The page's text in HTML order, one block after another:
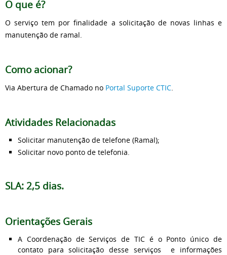
O que é?
O serviço tem por finalidade a solicitação de novas linhas e
manutenção de ramal.
Como acionar?
Via Abertura de Chamado no Portal Suporte CTIC
Atividades Relacionadas
Solicitar manutenção de telefone (Ramal);
Solicitar novo ponto de telefonia.
SLA: 2,5 dias.
Orientações Gerais
A Coordenação de Serviços de TIC é o Ponto único de
contato para solicitação desse serviços e informações